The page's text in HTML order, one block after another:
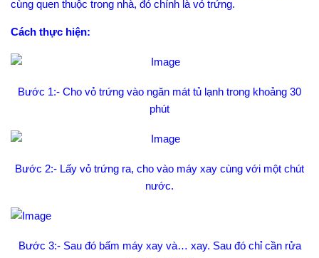
cùng quen thuộc trong nhà, đó chính là vỏ trứng.
Cách thực hiện:
Bước 1:- Cho vỏ trứng vào ngăn mát tủ lạnh trong khoảng 30
phút
Bước 2:- Lấy vỏ trứng ra, cho vào máy xay cùng với một chút
nước.
Bước 3:- Sau đó bấm máy xay và… xay. Sau đó chỉ cần rửa